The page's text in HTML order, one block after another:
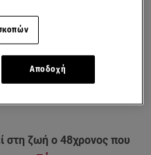
στη ζωή ο 48χρονος που
Αποδοχή